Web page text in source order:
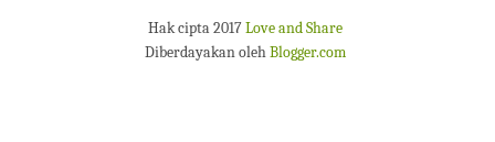
Hak cipta 2017Love and Share
Diberdayakan olehBlogger.com